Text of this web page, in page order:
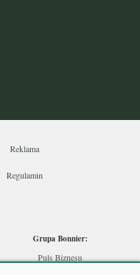
Reklama
Regulamin
Grupa Bonnier:
Puls Biznesu